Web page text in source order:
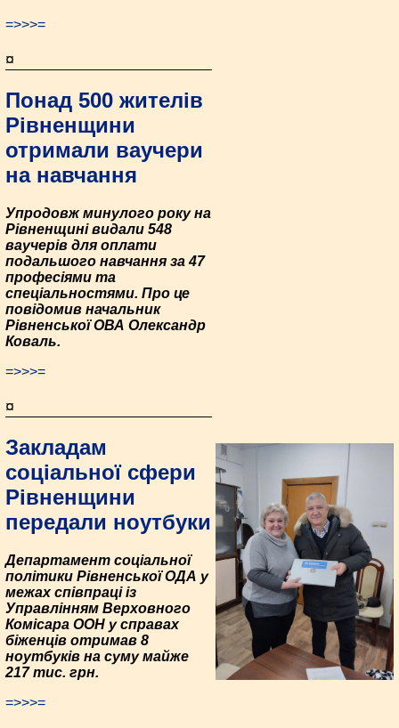
=>>>=
¤
Понад 500 жителів
Рівненщини
отримали ваучери
на навчання
Упродовж минулого року на
Рівненщині видали 548
ваучерів для оплати
подальшого навчання за 47
професіями та
спеціальностями. Про це
повідомив начальник
Рівненської ОВА Олександр
Коваль.
=>>>=
¤
Закладам
соціальної сфери
Рівненщини
передали ноутбуки
Департамент соціальної
політики Рівненської ОДА у
межах співпраці із
Управлінням Верховного
Комісара ООН у справах
біженців отримав 8
ноутбуків на суму майже
217 тис. грн.
=>>>=